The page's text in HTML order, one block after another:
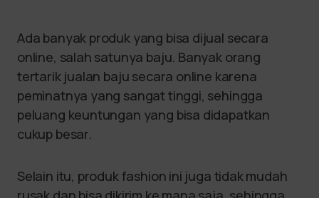
Ada banyak produk yang bisa dijual secara
online, salah satunya baju. Banyak orang
tertarik jualan baju secara online karena
peminatnya yang sangat tinggi, sehingga
peluang keuntungan yang bisa didapatkan
cukup besar.
Selain itu, produk fashion ini juga tidak mudah